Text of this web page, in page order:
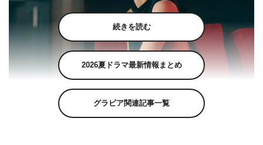
続きを読む
2026夏ドラマ最新情報まとめ
グラビア関連記事一覧